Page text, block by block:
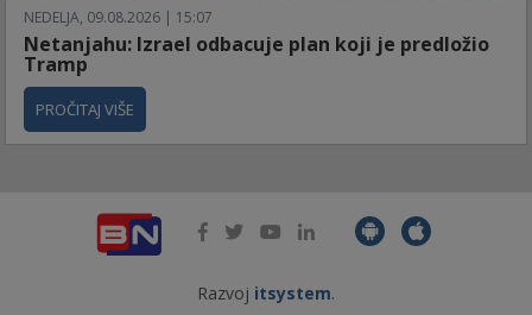
NEDELJA, 09.08.2026 | 15:07
Netanjahu: Izrael odbacuje plan koji je predložio
Tramp
PROČITAJ VIŠE
Razvoj itsystem.